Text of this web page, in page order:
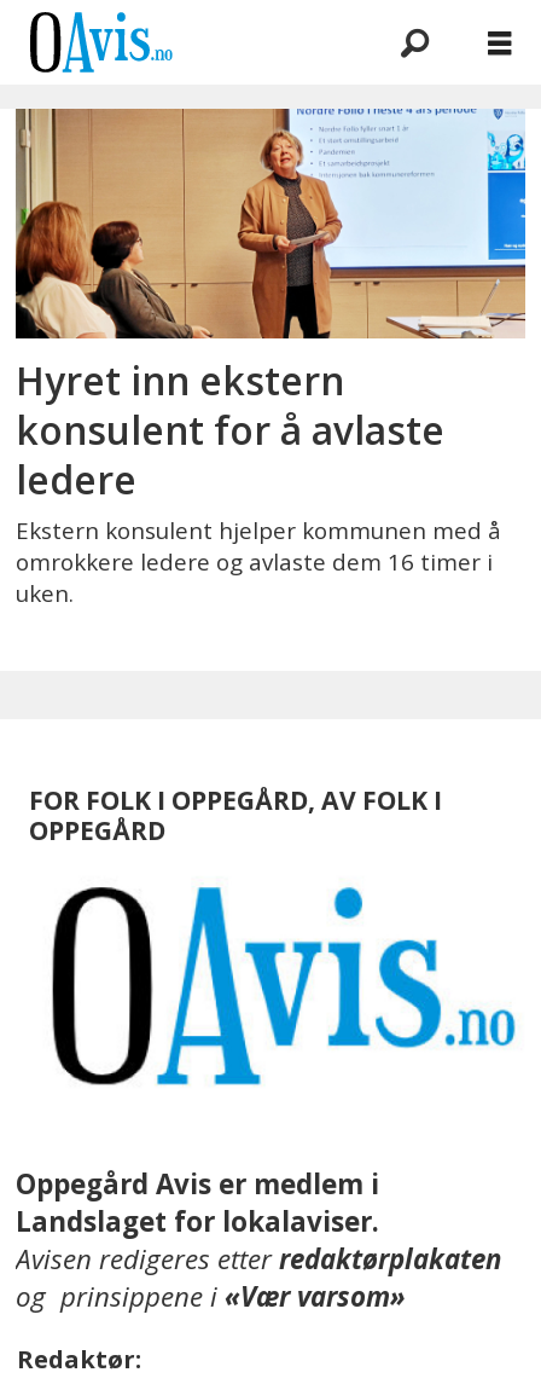
Emne:
cosidium
Hyret inn ekstern
konsulent for å avlaste
ledere
Ekstern konsulent hjelper kommunen med å
omrokkere ledere og avlaste dem 16 timer i
uken.
FOR FOLK I OPPEGÅRD, AV FOLK I
OPPEGÅRD
Oppegård Avis er medlem i
Landslaget for lokalaviser.
Avisen redigeres etterredaktørplakaten
og prinsippene i«Vær varsom»
Redaktør: